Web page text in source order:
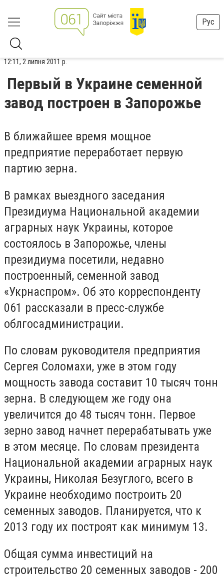
Рус
12:11, 2 липня 2011 р.
Первый в Украине семенной
завод построен в Запорожье
В ближайшее время мощное
предприятие переработает первую
партию зерна.
В рамках выездного заседания
Президиума Национальной академии
аграрных наук Украины, которое
состоялось в Запорожье, члены
президиума посетили, недавно
построенный, семенной завод
«Укрнаспром». Об это корреспонденту
061 рассказали в пресс-службе
облгосадминистрации.
По словам руководителя предприятия
Сергея Соломахи, уже в этом году
мощность завода составит 10 тысяч тонн
зерна. В следующем же году она
увеличится до 48 тысяч тонн. Первое
зерно завод начнет перерабатывать уже
в этом месяце. По словам президента
Национальной академии аграрных наук
Украины, Николая Безуглого, всего в
Украине необходимо построить 20
семенных заводов. Планируется, что к
2013 году их построят как минимум 13.
Общая сумма инвестиций на
строительство 20 семенных заводов - 200